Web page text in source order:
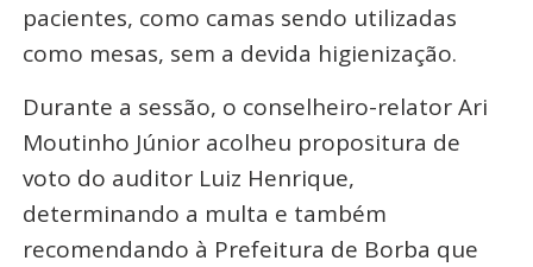
pacientes, como camas sendo utilizadas
como mesas, sem a devida higienização.
Durante a sessão, o conselheiro-relator Ari
Moutinho Júnior acolheu propositura de
voto do auditor Luiz Henrique,
determinando a multa e também
recomendando à Prefeitura de Borba que